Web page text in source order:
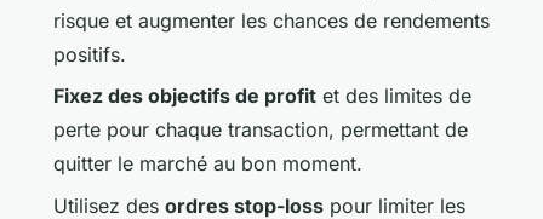
risque et augmenter les chances de rendements
positifs.
Fixez des objectifs de profit et des limites de
perte pour chaque transaction, permettant de
quitter le marché au bon moment.
Utilisez des ordres stop-loss pour limiter les